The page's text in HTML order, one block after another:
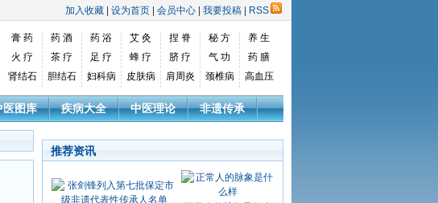
加入收藏 设为首页 会员中心 我要投稿 RSS
膏 药 药 酒 药 浴 艾 灸 捏 脊 秘 方
养 生
火 疗 茶 疗 足 疗 蜂 疗 脐 疗 气 功
药 膳
肾结石 胆结石 妇科病 皮肤病 肩周炎 颈椎病 高血压
医图库 疾病大全 中医理论 非遗传承
推荐资讯